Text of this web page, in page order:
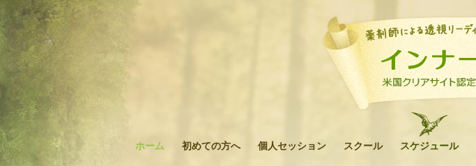
ホーム 初めての方へ 個人セッション スクール スケジュール